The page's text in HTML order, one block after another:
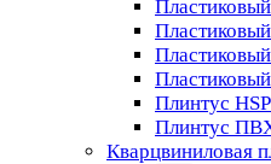
Плинтус
Плинтус
Кварцвиниловая